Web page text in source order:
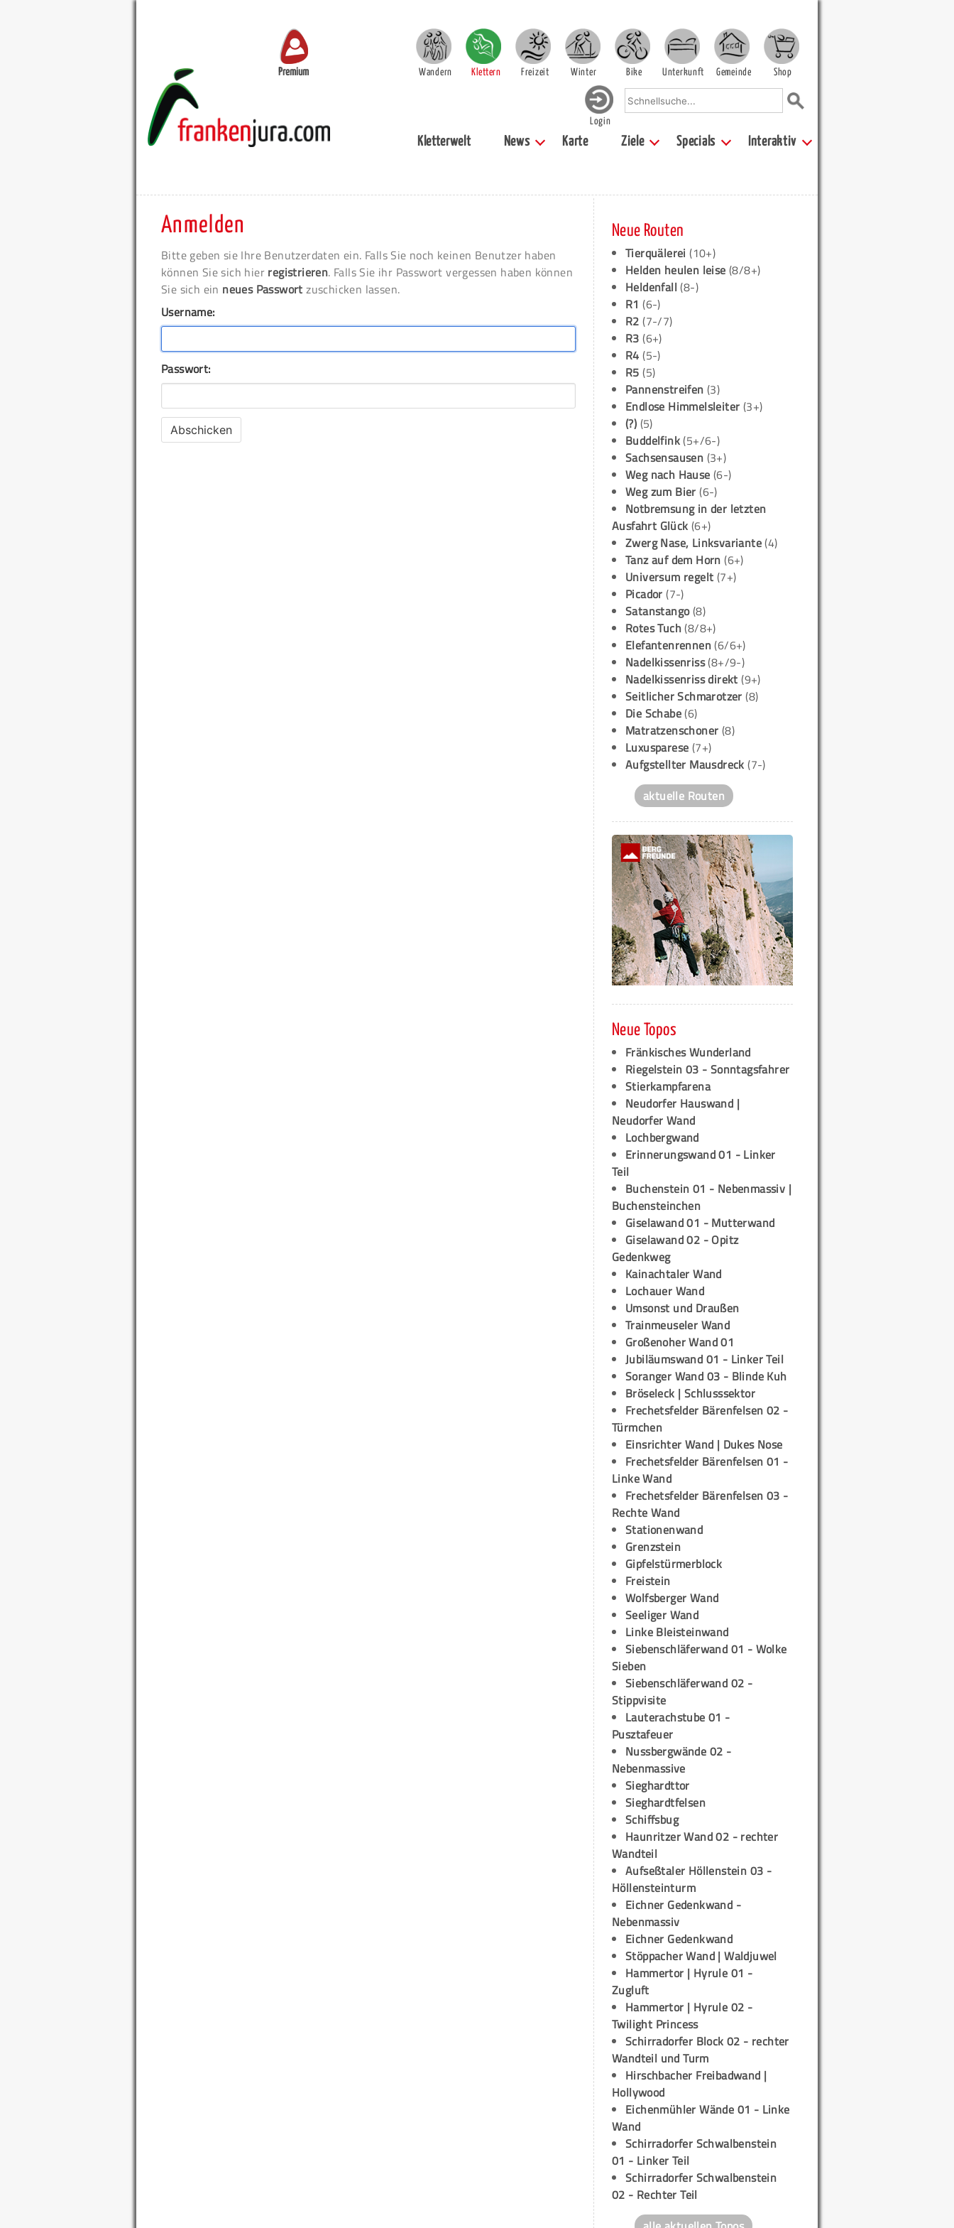
Premium Wandern Klettern Freizeit Winter Bike Unterkunft Gemeinde Shop
Login
Kletterwelt News Karte Ziele Specials Interaktiv
Anmelden
Bitte geben sie Ihre Benutzerdaten ein. Falls Sie noch keinen Benutzer haben
können Sie sich hier registrieren. Falls Sie ihr Passwort vergessen haben können
Sie sich ein neues Passwort zuschicken lassen.
Username:
Passwort:
Neue Routen
Tierquälerei (10+)
Helden heulen leise(8/8+)
Heldenfall(8-)
R1 (6-)
R2 (7-/7)
R3 (6+)
R4 (5-)
R5 (5)
Pannenstreifen (3)
Endlose Himmelsleiter (3+)
(?) (5)
Buddelfink(5+/6-)
Sachsensausen (3+)
Weg nach Hause (6-)
Weg zum Bier (6-)
Notbremsung in der letzten
Ausfahrt Glück (6+)
Zwerg Nase, Linksvariante(4)
Tanz auf dem Horn (6+)
Universum regelt (7+)
Picador (7-)
Satanstango(8)
Rotes Tuch(8/8+)
Elefantenrennen(6/6+)
Nadelkissenriss(8+/9-)
Nadelkissenriss direkt (9+)
Seitlicher Schmarotzer (8)
Die Schabe(6)
Matratzenschoner (8)
Luxusparese (7+)
Aufgstellter Mausdreck (7-)
aktuelle Routen
Neue Topos
Fränkisches Wunderland
Riegelstein 03 - Sonntagsfahrer
Stierkampfarena
Neudorfer Hauswand |
Neudorfer Wand
Lochbergwand
Erinnerungswand 01 - Linker
Teil
Buchenstein 01 - Nebenmassiv |
Buchensteinchen
Giselawand 01 - Mutterwand
Giselawand 02 - Opitz
Gedenkweg
Kainachtaler Wand
Lochauer Wand
Umsonst und Draußen
Trainmeuseler Wand
Großenoher Wand 01
Jubiläumswand 01 - Linker Teil
Soranger Wand 03 - Blinde Kuh
Bröseleck | Schlusssektor
Frechetsfelder Bärenfelsen 02 -
Türmchen
Einsrichter Wand | Dukes Nose
Frechetsfelder Bärenfelsen 01 -
Linke Wand
Frechetsfelder Bärenfelsen 03 -
Rechte Wand
Stationenwand
Grenzstein
Gipfelstürmerblock
Freistein
Wolfsberger Wand
Seeliger Wand
Linke Bleisteinwand
Siebenschläferwand 01 - Wolke
Sieben
Siebenschläferwand 02 -
Stippvisite
Lauterachstube 01 -
Pusztafeuer
Nussbergwände 02 -
Nebenmassive
Sieghardttor
Sieghardtfelsen
Schiffsbug
Haunritzer Wand 02 - rechter
Wandteil
Aufseßtaler Höllenstein 03 -
Höllensteinturm
Eichner Gedenkwand -
Nebenmassiv
Eichner Gedenkwand
Stöppacher Wand | Waldjuwel
Hammertor | Hyrule 01 -
Zugluft
Hammertor | Hyrule 02 -
Twilight Princess
Schirradorfer Block 02 - rechter
Wandteil und Turm
Hirschbacher Freibadwand |
Hollywood
Eichenmühler Wände 01 - Linke
Wand
Schirradorfer Schwalbenstein
01 - Linker Teil
Schirradorfer Schwalbenstein
02 - Rechter Teil